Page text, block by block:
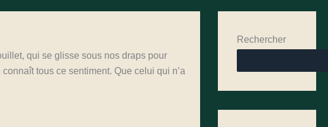
qui se glisse sous nos draps pour
tous ce sentiment. Que celui qui n’a
Rechercher